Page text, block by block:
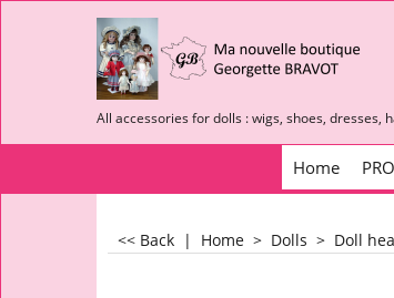
All accessories for dolls : wigs, shoes, dresses,
Home
<< Back | Home > Dolls > Doll